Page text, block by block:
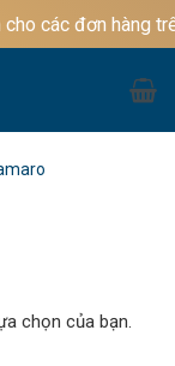
các đơn hàng
chọn của bạn.